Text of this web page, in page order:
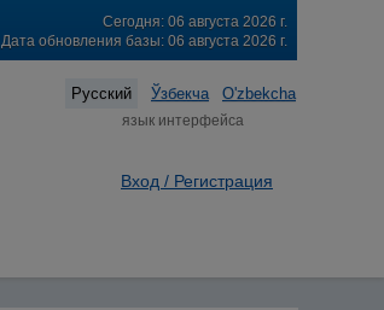
Сегодня: 06 августа 2026 г.
Дата обновления базы: 06 августа 2026 г.
Русский Ўзбекча O'zbekcha
язык интерфейса
Вход / Регистрация